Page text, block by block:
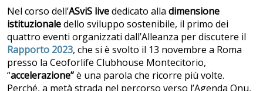
Nel corso dell’ASviS livededicato alla dimensione
istituzionaledello sviluppo sostenibile, il primo dei
quattro eventi organizzati dall’Alleanza per discutere il
Rapporto 2023, che si è svolto il 13 novembre a Roma
presso la Ceoforlife Clubhouse Montecitorio,
“accelerazione”è una parola che ricorre più volte.
Perché, a metà strada nel percorso verso l’Agenda Onu,